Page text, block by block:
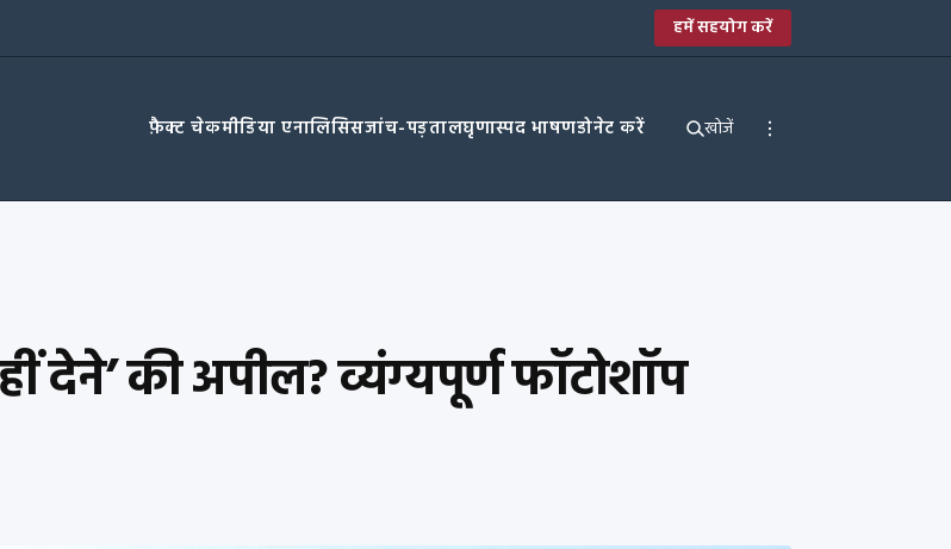
हमें सहयोग करें
फ़ैक्ट चेकमीडिया एनालिसिसजांच-पड़तालघृणास्पद भाषणडोनेट करें खोजें
देने’ की अपील? व्यंग्यपूर्ण फॉटोशॉप